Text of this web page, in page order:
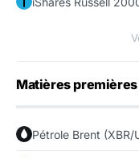
Matières
Pétrole Brent (XBR/